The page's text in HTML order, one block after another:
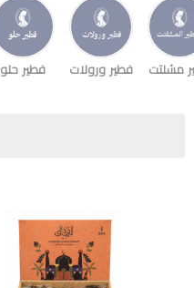
مشلتت فطير ورولات فطير حلو